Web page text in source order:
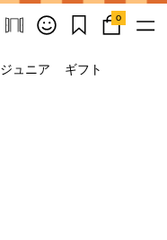
0
ジュニア ギフト